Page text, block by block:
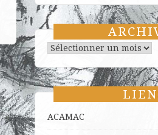
Archives
ACAMAC